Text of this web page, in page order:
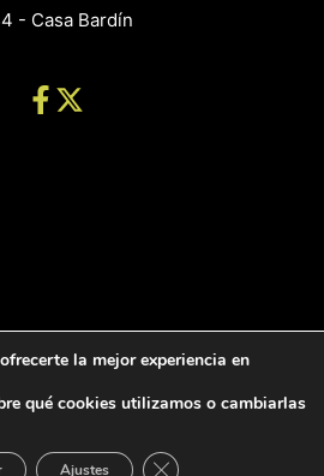
- Casa Bardín
el Servicio de Informática de Diputación
la mejor experiencia en
qué cookies utilizamos o cambiarlas
Ajustes Cerrar el banner de